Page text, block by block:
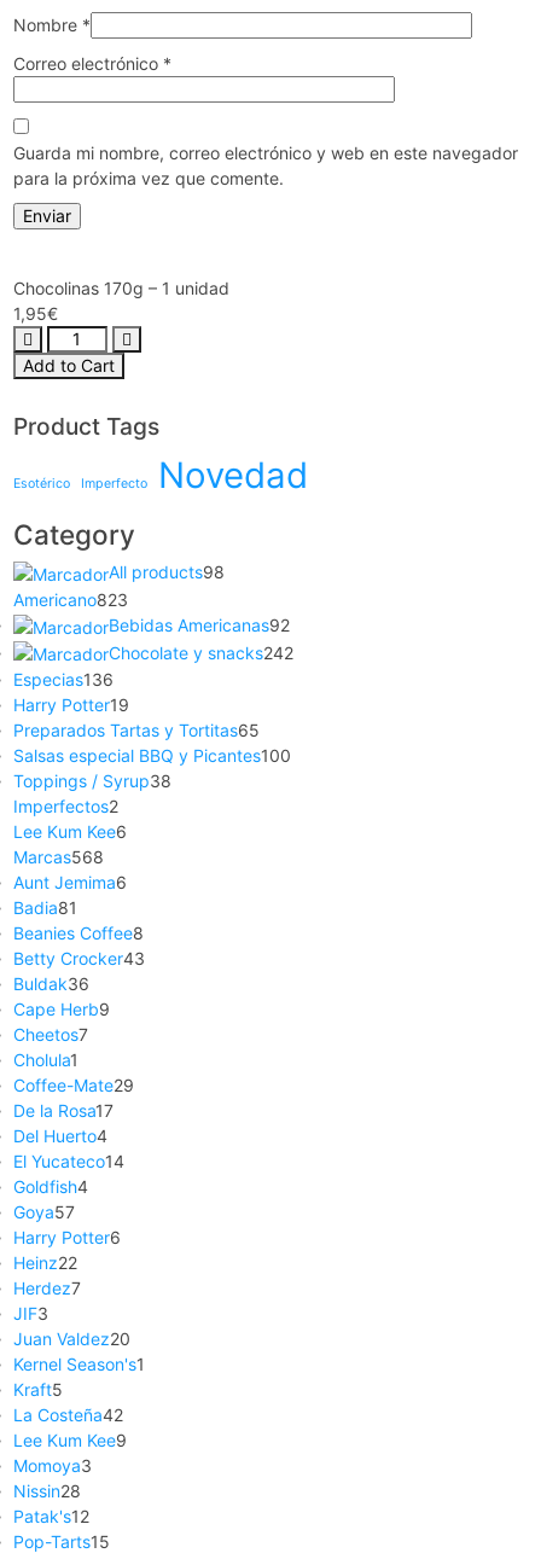
Nombre *
Correo electrónico *
Guarda mi nombre, correo electrónico y web en este navegador
para la próxima vez que comente.
Chocolinas 170g – 1 unidad
1,95€
Add to Cart
Product Tags
Esotérico Imperfecto Novedad
Category
All products98
Americano823
Bebidas Americanas92
Chocolate y snacks242
Especias136
Harry Potter19
Preparados Tartas y Tortitas65
Salsas especial BBQ y Picantes100
Toppings / Syrup38
Imperfectos2
Lee Kum Kee6
Marcas568
Aunt Jemima6
Badia81
Beanies Coffee8
Betty Crocker43
Buldak36
Cape Herb9
Cheetos7
Cholula1
Coffee-Mate29
De la Rosa17
Del Huerto4
El Yucateco14
Goldfish4
Goya57
Harry Potter6
Heinz22
Herdez7
JIF3
Juan Valdez20
Kernel Season's1
Kraft5
La Costeña42
Lee Kum Kee9
Momoya3
Nissin28
Patak's12
Pop-Tarts15